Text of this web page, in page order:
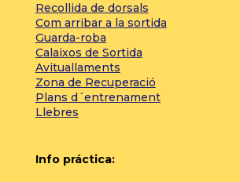
Recollida de dorsals
Com arribar a la sortida
Guarda-roba
Calaixos de Sortida
Avituallaments
Zona de Recuperació
Plans d´entrenament
Llebres
Info práctica: